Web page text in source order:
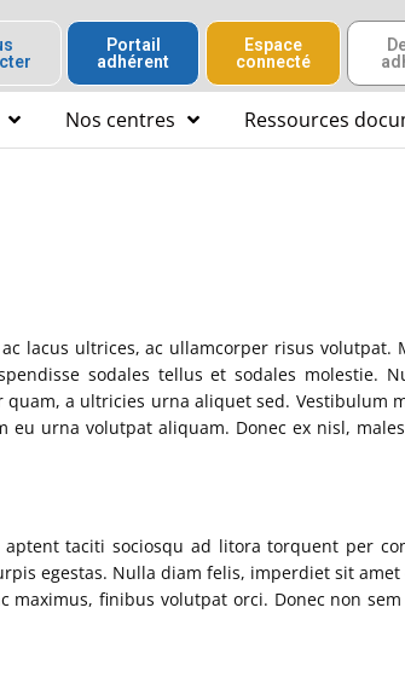
Portail
adhérent
Espace
connecté
Nos centres Ressources
lacus ultrices, ac ullamcorper risus volutpat.
sodales tellus et sodales molestie.
a ultricies urna aliquet sed. Vestibulum
urna volutpat aliquam. Donec ex nisl,
taciti sociosqu ad litora torquent per
egestas. Nulla diam felis, imperdiet sit amet
finibus volutpat orci. Donec non